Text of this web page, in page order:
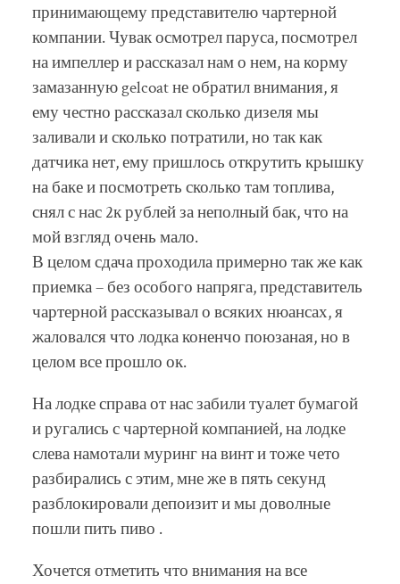
принимающему представителю чартерной
компании. Чувак осмотрел паруса, посмотрел
на импеллер и рассказал нам о нем, на корму
замазанную gelcoat не обратил внимания, я
ему честно рассказал сколько дизеля мы
заливали и сколько потратили, но так как
датчика нет, ему пришлось открутить крышку
на баке и посмотреть сколько там топлива,
снял с нас 2к рублей за неполный бак, что на
мой взгляд очень мало.
В целом сдача проходила примерно так же как
приемка – без особого напряга, представитель
чартерной рассказывал о всяких нюансах, я
жаловался что лодка коненчо поюзаная, но в
целом все прошло ок.
На лодке справа от нас забили туалет бумагой
и ругались с чартерной компанией, на лодке
слева намотали муринг на винт и тоже чето
разбирались с этим, мне же в пять секунд
разблокировали депоизит и мы доволные
пошли пить пиво .
Хочется отметить что внимания на все